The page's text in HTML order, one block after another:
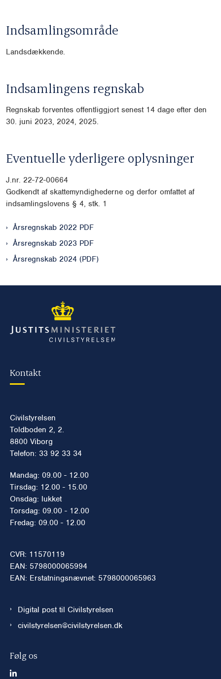
Indsamlingsområde
Landsdækkende.
Indsamlingens regnskab
Regnskab forventes offentliggjort senest 14 dage efter den
30. juni 2023, 2024, 2025.
Eventuelle yderligere oplysninger
J.nr. 22-72-00664
Godkendt af skattemyndighederne og derfor omfattet af
indsamlingslovens § 4, stk. 1
Årsregnskab 2022 PDF
Årsregnskab 2023 PDF
Årsregnskab 2024 (PDF)
Kontakt
Civilstyrelsen
Toldboden 2, 2.
8800 Viborg
Telefon: 33 92 33 34
Mandag: 09.00 - 12.00
Tirsdag: 12.00 - 15.00
Onsdag: lukket
Torsdag: 09.00 - 12.00
Fredag: 09.00 - 12.00
CVR: 11570119
EAN: 5798000065994
EAN: Erstatningsnævnet: 5798000065963
Digital post til Civilstyrelsen
civilstyrelsen@civilstyrelsen.dk
Følg os